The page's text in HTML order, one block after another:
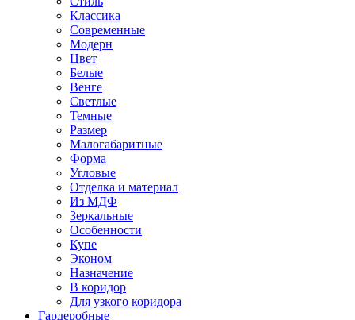
Классика
Современные
Модерн
Цвет
Белые
Венге
Светлые
Темные
Размер
Малогабаритные
Форма
Угловые
Отделка и материал
Из МДФ
Зеркальные
Особенности
Купе
Эконом
Назначение
В коридор
Для узкого коридора
Гардеробные